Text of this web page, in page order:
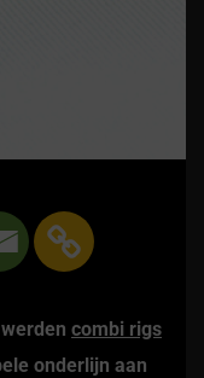
combi rigs
onderlijn aan